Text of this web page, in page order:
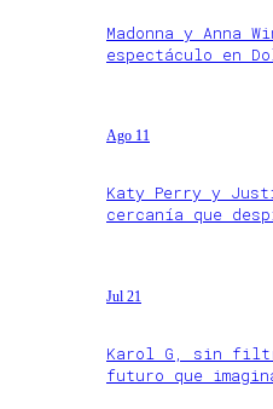
Madonna y Anna
espectáculo en
Ago 11
Katy Perry y
cercanía que
Jul 21
Karol G, sin
futuro que